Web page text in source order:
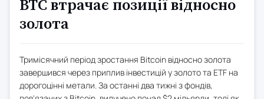
BTC втрачає позиції відносно
золота
Тримісячний період зростання Bitcoin відносно золота
завершився через приплив інвестицій у золото та ETF на
дорогоцінні метали. За останні два тижні з фондів,